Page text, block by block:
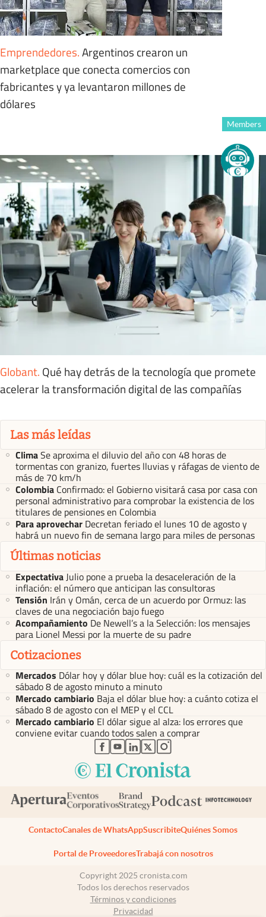
Emprendedores.Argentinos crearon un
marketplace que conecta comercios con
fabricantes y ya levantaron millones de
dólares
Members
Globant. Qué hay detrás de la tecnología que promete
acelerar la transformación digital de las compañías
Las más leídas
ClimaSe aproxima el diluvio del año con 48 horas de
tormentas con granizo, fuertes lluvias y ráfagas de viento de
más de 70 km/h
Colombia Confirmado: el Gobierno visitará casa por casa con
personal administrativo para comprobar la existencia de los
titulares de pensiones en Colombia
Para aprovechar Decretan feriado el lunes 10 de agosto y
habrá un nuevo fin de semana largo para miles de personas
Últimas noticias
Expectativa Julio pone a prueba la desaceleración de la
inflación: el número que anticipan las consultoras
Tensión Irán y Omán, cerca de un acuerdo por Ormuz: las
claves de una negociación bajo fuego
Acompañamiento De Newell’s a la Selección: los mensajes
para Lionel Messi por la muerte de su padre
Cotizaciones
Mercados Dólar hoy y dólar blue hoy: cuál es la cotización del
sábado 8 de agosto minuto a minuto
Mercado cambiario Baja el dólar blue hoy: a cuánto cotiza el
sábado 8 de agosto con el MEP y el CCL
Mercado cambiario El dólar sigue al alza: los errores que
conviene evitar cuando todos salen a comprar
abre en nueva pestaña
abre en nueva pestaña
abre en nueva pestaña
abre en nueva pestaña
abre en nueva pestaña
ContactoCanales de WhatsAppSuscribiteQuiénes Somos
Portal de ProveedoresTrabajá con nosotros
Copyright 2025 cronista.com
Todos los derechos reservados
Términos y condiciones
Privacidad